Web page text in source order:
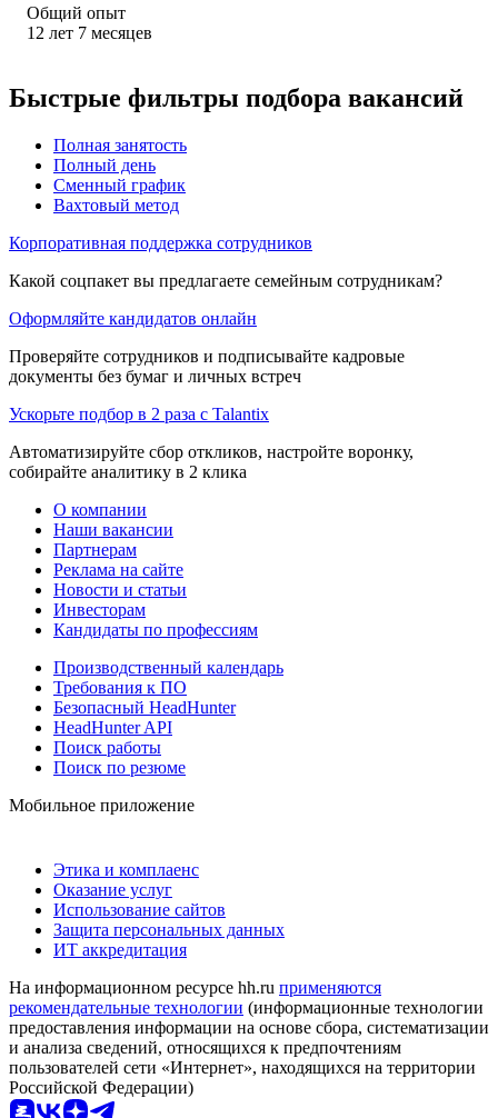
Общий опыт
12 лет 7 месяцев
Быстрые фильтры подбора вакансий
Полная занятость
Полный день
Сменный график
Вахтовый метод
Корпоративная поддержка сотрудников
Какой соцпакет вы предлагаете семейным сотрудникам?
Оформляйте кандидатов онлайн
Проверяйте сотрудников и подписывайте кадровые
документы без бумаг и личных встреч
Ускорьте подбор в 2 раза с Talantix
Автоматизируйте сбор откликов, настройте воронку,
собирайте аналитику в 2 клика
О компании
Наши вакансии
Партнерам
Реклама на сайте
Новости и статьи
Инвесторам
Кандидаты по профессиям
Производственный календарь
Требования к ПО
Безопасный HeadHunter
HeadHunter API
Поиск работы
Поиск по резюме
Мобильное приложение
Этика и комплаенс
Оказание услуг
Использование сайтов
Защита персональных данных
ИТ аккредитация
На информационном ресурсе hh.ru применяются
рекомендательные технологии (информационные технологии
предоставления информации на основе сбора, систематизации
и анализа сведений, относящихся к предпочтениям
пользователей сети «Интернет», находящихся на территории
Российской Федерации)